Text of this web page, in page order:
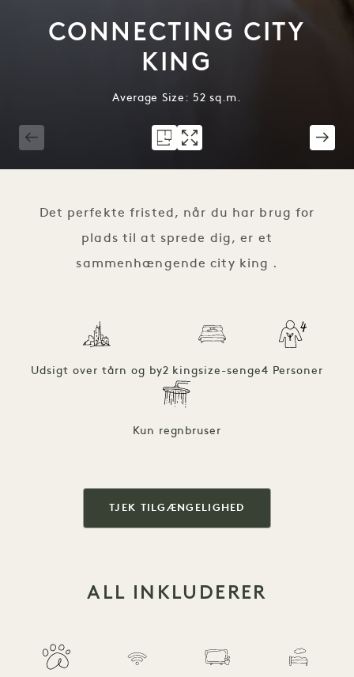
CONNECTING CITY
KING
Average Size: 52 sq.m.
Det perfekte fristed, når du har brug for
plads til at sprede dig, er et
sammenhængende city king .
Udsigt over tårn og by2 kingsize-senge4 Personer
Kun regnbruser
TJEK TILGÆNGELIGHED
ALL INKLUDERER